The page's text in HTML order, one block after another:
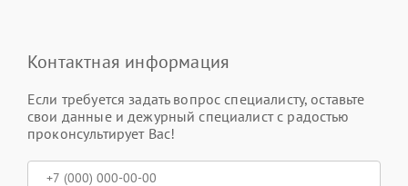
Контактная информация
Если требуется задать вопрос специалисту, оставьте
свои данные и дежурный специалист с радостью
проконсультирует Вас!